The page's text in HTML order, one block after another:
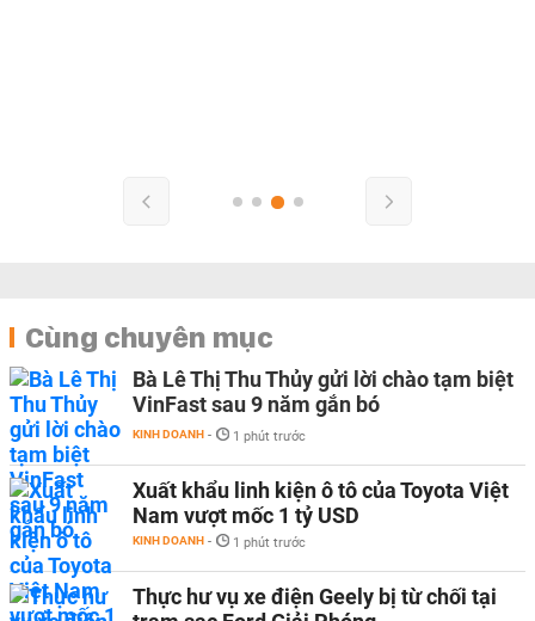
Cùng chuyên mục
Bà Lê Thị Thu Thủy gửi lời chào tạm biệt
VinFast sau 9 năm gắn bó
KINH DOANH - 1 phút trước
Xuất khẩu linh kiện ô tô của Toyota Việt
Nam vượt mốc 1 tỷ USD
KINH DOANH - 1 phút trước
Thực hư vụ xe điện Geely bị từ chối tại